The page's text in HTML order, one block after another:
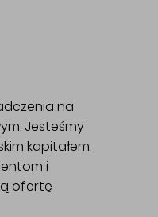
na
Jesteśmy
kapitałem.
i
ofertę